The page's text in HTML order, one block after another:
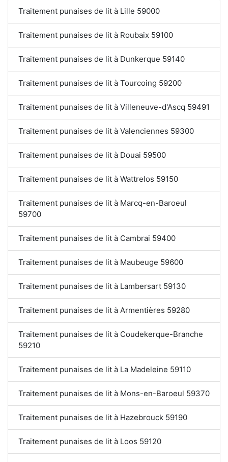
Traitement punaises de lit à Lille 59000
Traitement punaises de lit à Roubaix 59100
Traitement punaises de lit à Dunkerque 59140
Traitement punaises de lit à Tourcoing 59200
Traitement punaises de lit à Villeneuve-d'Ascq 59491
Traitement punaises de lit à Valenciennes 59300
Traitement punaises de lit à Douai 59500
Traitement punaises de lit à Wattrelos 59150
Traitement punaises de lit à Marcq-en-Baroeul
59700
Traitement punaises de lit à Cambrai 59400
Traitement punaises de lit à Maubeuge 59600
Traitement punaises de lit à Lambersart 59130
Traitement punaises de lit à Armentières 59280
Traitement punaises de lit à Coudekerque-Branche
59210
Traitement punaises de lit à La Madeleine 59110
Traitement punaises de lit à Mons-en-Baroeul 59370
Traitement punaises de lit à Hazebrouck 59190
Traitement punaises de lit à Loos 59120